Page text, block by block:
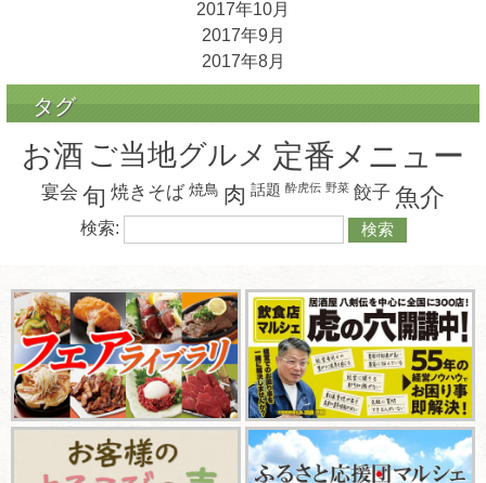
2017年10月
2017年9月
2017年8月
タグ
お酒 ご当地グルメ 定番メニュー
宴会 旬 焼きそば 焼鳥 肉 話題 酔虎伝 野菜 餃子 魚介
検索: